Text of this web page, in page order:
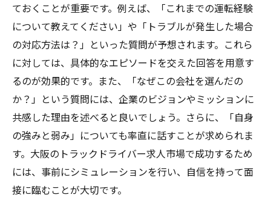
ておくことが重要です。例えば、「これまでの運転経験
について教えてください」や「トラブルが発生した場合
の対応方法は？」といった質問が予想されます。これら
に対しては、具体的なエピソードを交えた回答を用意す
るのが効果的です。また、「なぜこの会社を選んだの
か？」という質問には、企業のビジョンやミッションに
共感した理由を述べると良いでしょう。さらに、「自身
の強みと弱み」についても率直に話すことが求められま
す。大阪のトラックドライバー求人市場で成功するため
には、事前にシミュレーションを行い、自信を持って面
接に臨むことが大切です。